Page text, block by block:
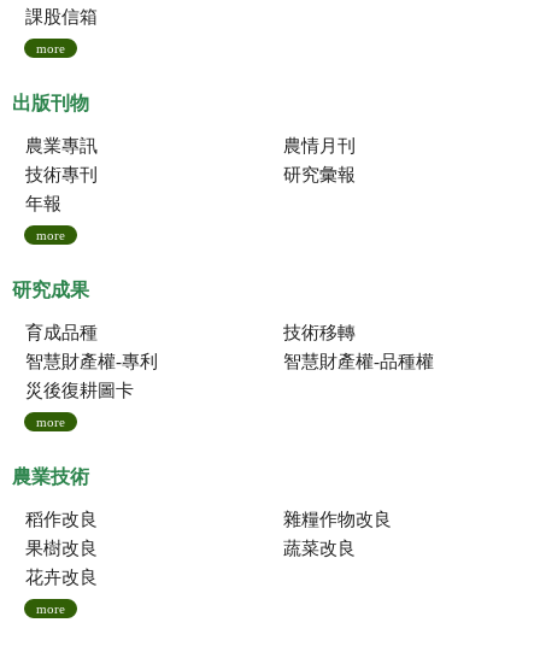
課股信箱
more
出版刊物
農業專訊
農情月刊
技術專刊
研究彙報
年報
more
研究成果
育成品種
技術移轉
智慧財產權-專利
智慧財產權-品種權
災後復耕圖卡
more
農業技術
稻作改良
雜糧作物改良
果樹改良
蔬菜改良
花卉改良
more